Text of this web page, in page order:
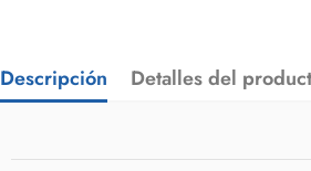
Descripción Detalles del